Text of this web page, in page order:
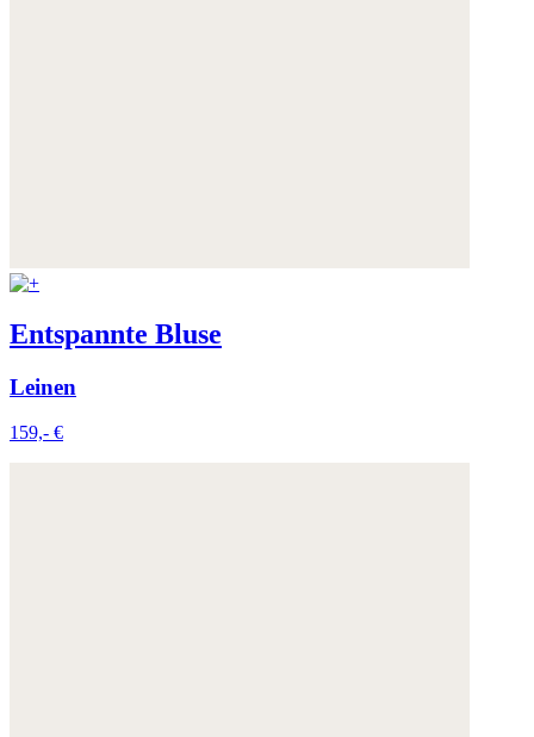
Entspannte Bluse
Leinen
159,- €